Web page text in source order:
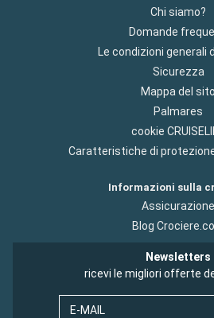
Chi siamo?
Domande
Le condizioni generali
Sicurezza
Mappa del sito
Palmares
cookie
Caratteristiche di
Informazioni sulla
Assicurazione
Blog
Newsletters
ricevi le migliori offerte
E-MAIL